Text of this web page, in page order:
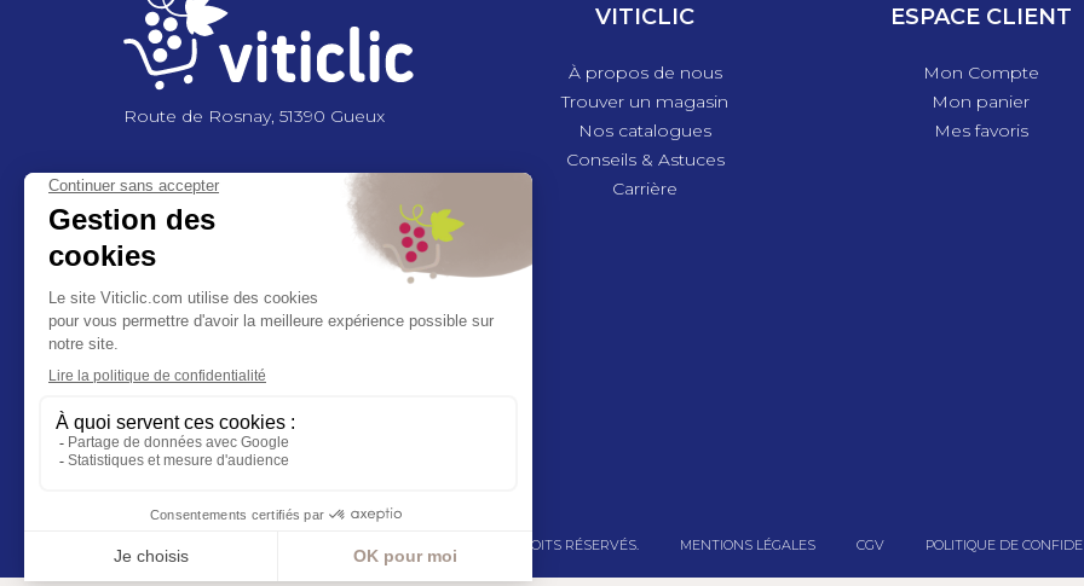
Route de Rosnay, 51390 Gueux
NOUS CONTACTER
+33 3 26 03 6
Exercez vos droits RGPD
Ethic’call
NOUS SUIVRE
VITICLIC
À propos de nous
Trouver un magasin
Nos catalogues
Conseils & Astuces
Carrière
ESPACE CLIENT
Mon Compte
Mon panier
Mes favoris
© 2025 - GROUPE COMPAS, TOUS DROITS RÉSERVÉS. MENTIONS LÉGALES CGV POLITIQUE DE